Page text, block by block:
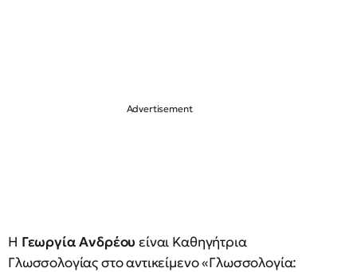
Η Γεωργία Ανδρέου είναι Καθηγήτρια
Γλωσσολογίας στο αντικείμενο «Γλωσσολογία: